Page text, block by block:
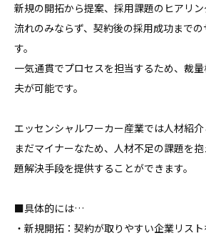
新規の開拓から提案、採用課題のヒアリ
流れのみならず、契約後の採用成功まで
す。
一気通貫でプロセスを担当するため、裁
夫が可能です。
エッセンシャルワーカー産業では人材紹
まだマイナーなため、人材不足の課題を
題解決手段を提供することができます。
■具体的には…
・新規開拓：契約が取りやすい企業リスト